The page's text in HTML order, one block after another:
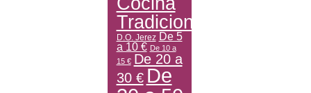
Tradicional
D.O. Jerez De 5
a 10 € De 10 a
15 € De 20 a
30 € De